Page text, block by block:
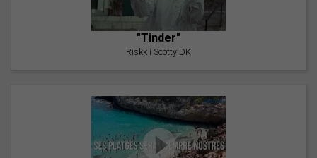
"Tinder"
Riskk i Scotty DK